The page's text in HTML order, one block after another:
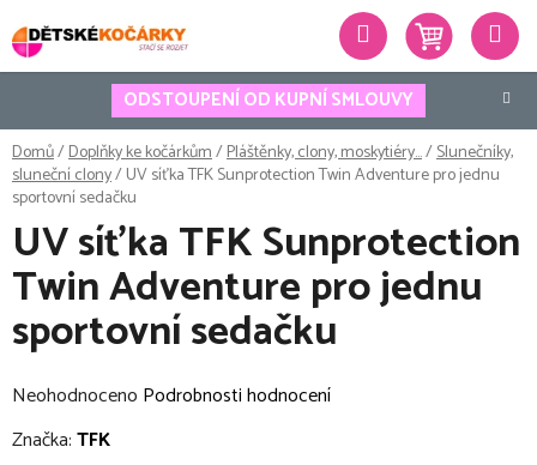
na
obsah
ODSTOUPENÍ OD KUPNÍ SMLOUVY
Hledat
Domů/Doplňky ke kočárkům/Pláštěnky, clony, moskytiéry.../Slunečníky,
sluneční clony/UV síťka TFK Sunprotection Twin Adventure pro jednu
sportovní sedačku
UV síťka TFK Sunprotection
Twin Adventure pro jednu
sportovní sedačku
Průměrné
hodnocení
Neohodnoceno Podrobnosti hodnocení
Značka:TFK